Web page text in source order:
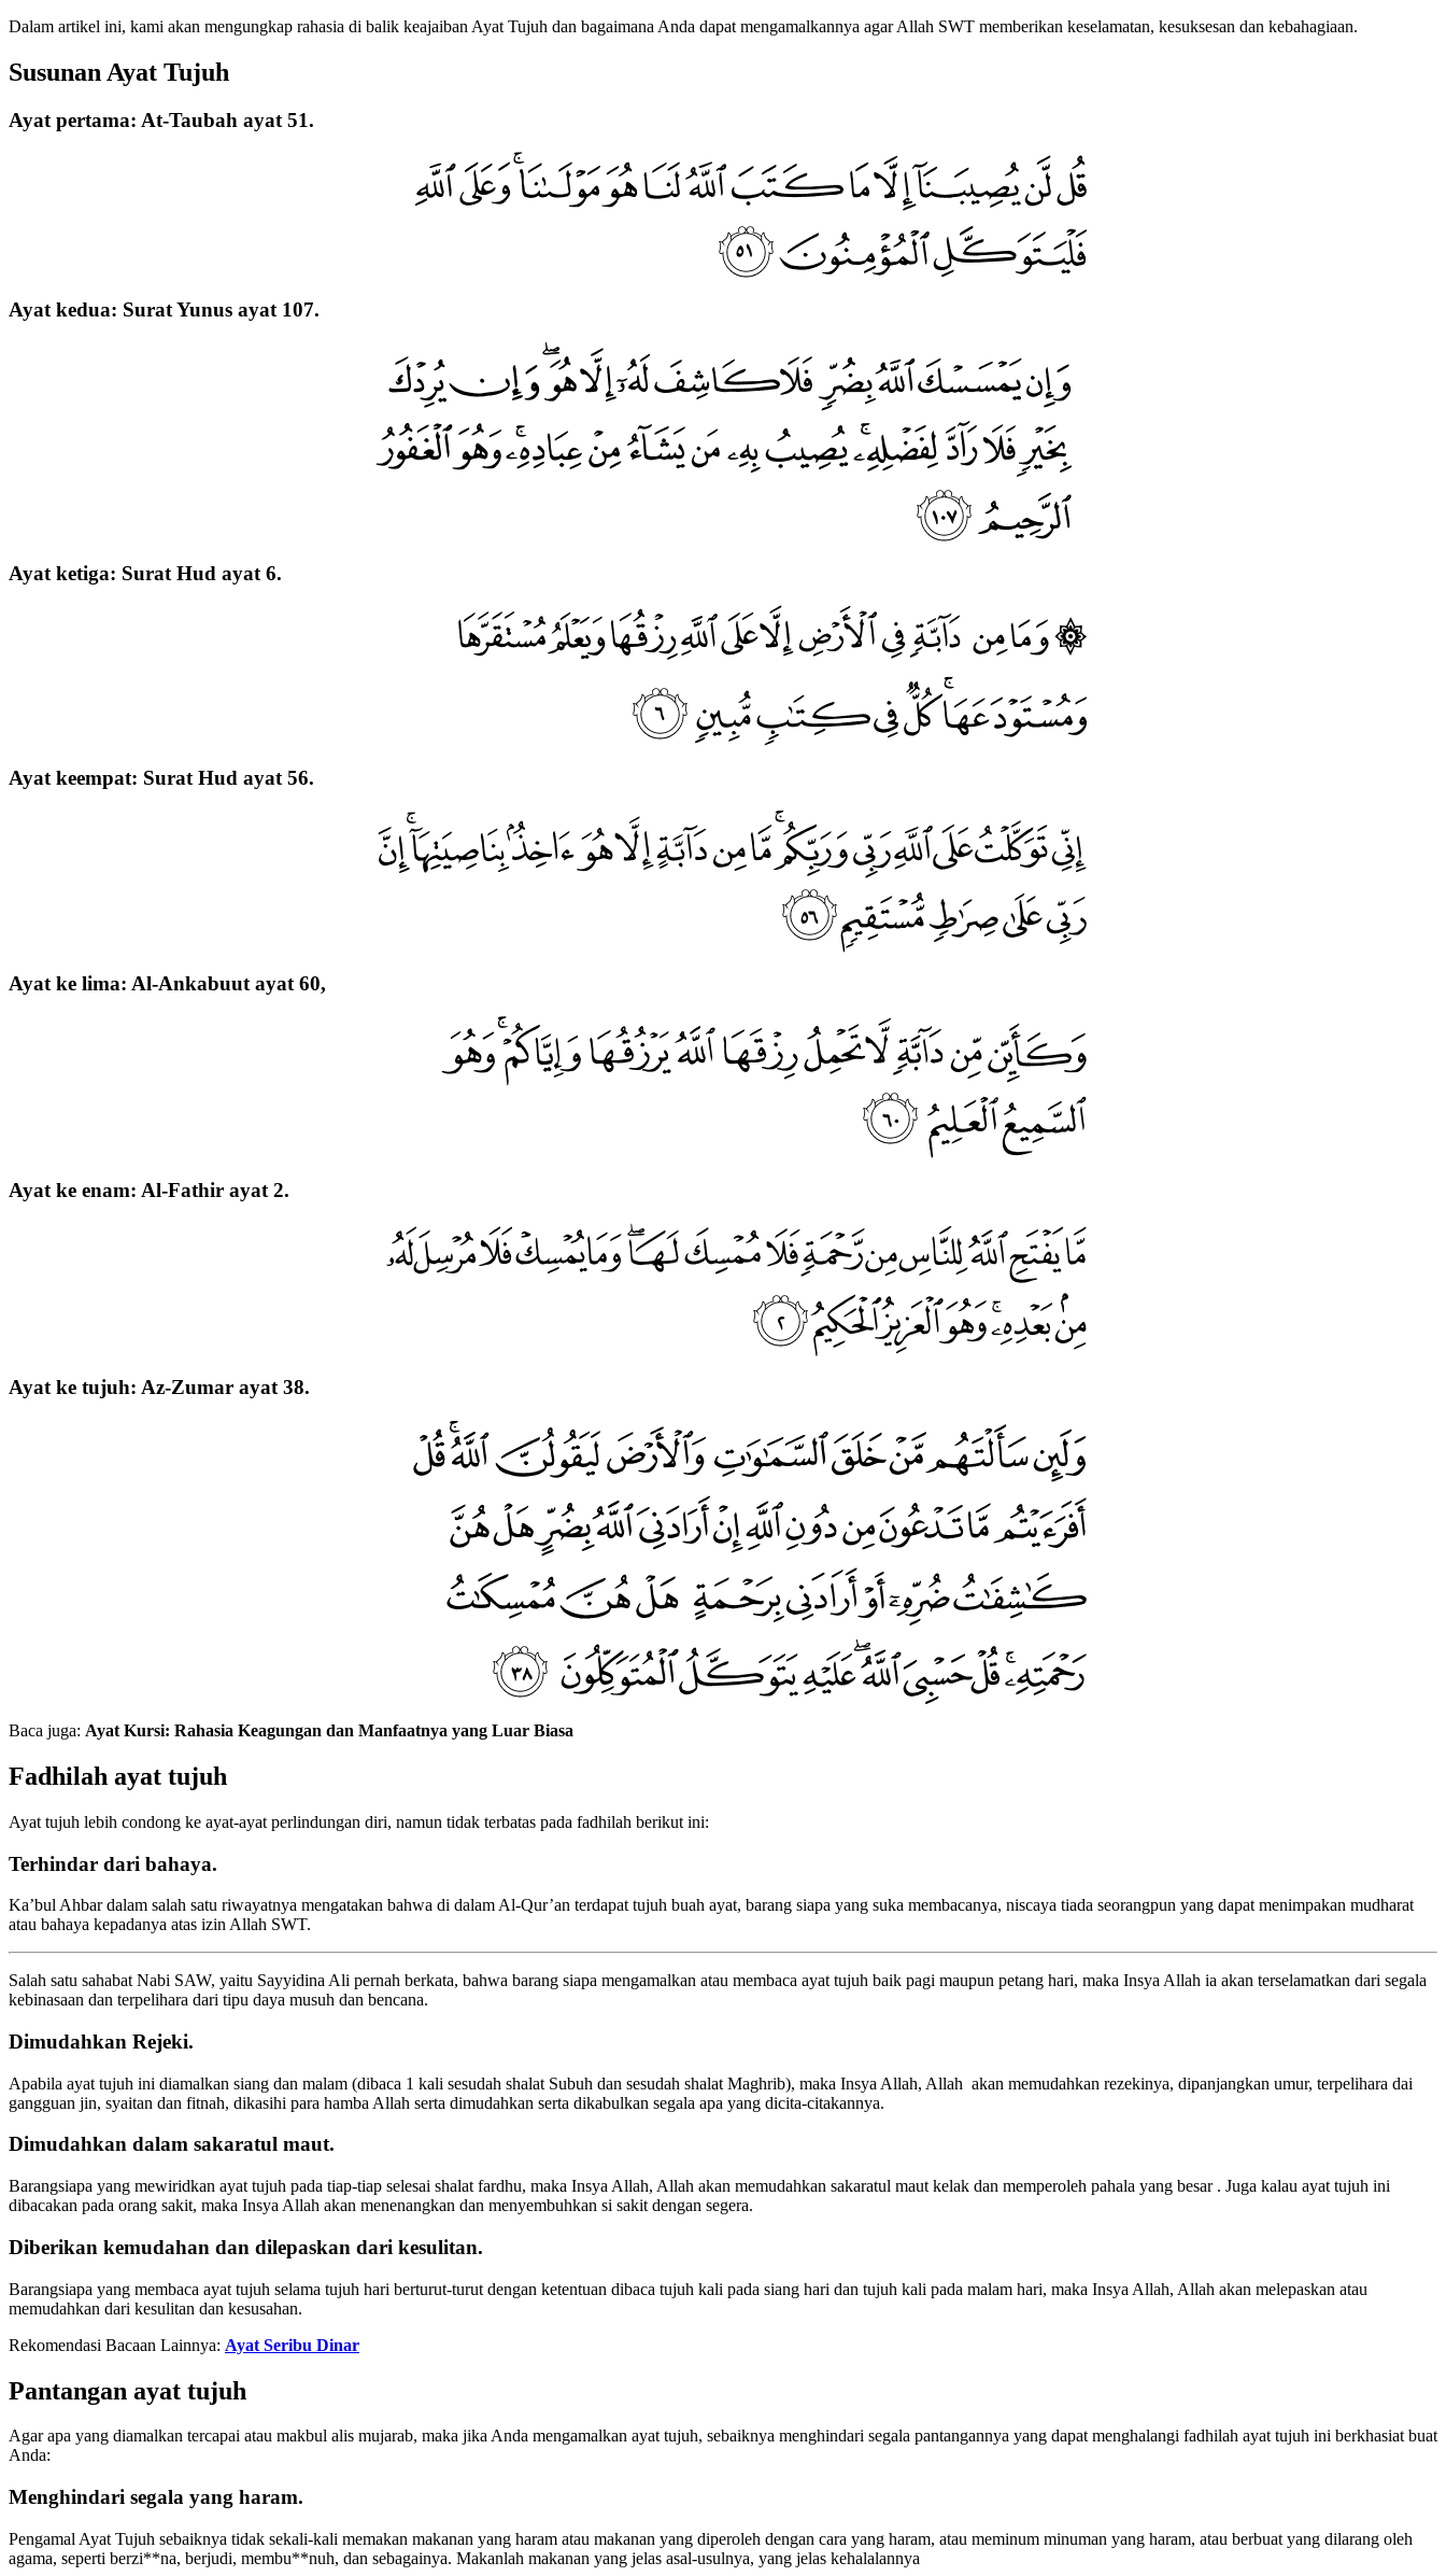
Dalam artikel ini, kami akan mengungkap rahasia di balik keajaiban Ayat Tujuh dan bagaimana Anda dapat mengamalkannya agar Allah SWT memberikan keselamatan, kesuksesan dan kebahagiaan.
Susunan Ayat Tujuh
Ayat pertama: At-Taubah ayat 51.
Ayat kedua: Surat Yunus ayat 107.
Ayat ketiga: Surat Hud ayat 6.
Ayat keempat: Surat Hud ayat 56.
Ayat ke lima: Al-Ankabuut ayat 60,
Ayat ke enam: Al-Fathir ayat 2.
Ayat ke tujuh: Az-Zumar ayat 38.
Baca juga: Ayat Kursi: Rahasia Keagungan dan Manfaatnya yang Luar Biasa
Fadhilah ayat tujuh
Ayat tujuh lebih condong ke ayat-ayat perlindungan diri, namun tidak terbatas pada fadhilah berikut ini:
Terhindar dari bahaya.
Ka’bul Ahbar dalam salah satu riwayatnya mengatakan bahwa di dalam Al-Qur’an terdapat tujuh buah ayat, barang siapa yang suka membacanya, niscaya tiada seorangpun yang dapat menimpakan mudharat
atau bahaya kepadanya atas izin Allah SWT.
Salah satu sahabat Nabi SAW, yaitu Sayyidina Ali pernah berkata, bahwa barang siapa mengamalkan atau membaca ayat tujuh baik pagi maupun petang hari, maka Insya Allah ia akan terselamatkan dari segala
kebinasaan dan terpelihara dari tipu daya musuh dan bencana.
Dimudahkan Rejeki.
Apabila ayat tujuh ini diamalkan siang dan malam (dibaca 1 kali sesudah shalat Subuh dan sesudah shalat Maghrib), maka Insya Allah, Allah akan memudahkan rezekinya, dipanjangkan umur, terpelihara dai
gangguan jin, syaitan dan fitnah, dikasihi para hamba Allah serta dimudahkan serta dikabulkan segala apa yang dicita-citakannya.
Dimudahkan dalam sakaratul maut.
Barangsiapa yang mewiridkan ayat tujuh pada tiap-tiap selesai shalat fardhu, maka Insya Allah, Allah akan memudahkan sakaratul maut kelak dan memperoleh pahala yang besar . Juga kalau ayat tujuh ini
dibacakan pada orang sakit, maka Insya Allah akan menenangkan dan menyembuhkan si sakit dengan segera.
Diberikan kemudahan dan dilepaskan dari kesulitan.
Barangsiapa yang membaca ayat tujuh selama tujuh hari berturut-turut dengan ketentuan dibaca tujuh kali pada siang hari dan tujuh kali pada malam hari, maka Insya Allah, Allah akan melepaskan atau
memudahkan dari kesulitan dan kesusahan.
Rekomendasi Bacaan Lainnya: Ayat Seribu Dinar
Pantangan ayat tujuh
Agar apa yang diamalkan tercapai atau makbul alis mujarab, maka jika Anda mengamalkan ayat tujuh, sebaiknya menghindari segala pantangannya yang dapat menghalangi fadhilah ayat tujuh ini berkhasiat buat
Anda:
Menghindari segala yang haram.
Pengamal Ayat Tujuh sebaiknya tidak sekali-kali memakan makanan yang haram atau makanan yang diperoleh dengan cara yang haram, atau meminum minuman yang haram, atau berbuat yang dilarang oleh
agama, seperti berzi**na, berjudi, membu**nuh, dan sebagainya. Makanlah makanan yang jelas asal-usulnya, yang jelas kehalalannya